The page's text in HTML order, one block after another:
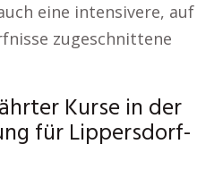
eine intensivere, auf
zugeschnittene
Kurse in der
für Lippersdorf-